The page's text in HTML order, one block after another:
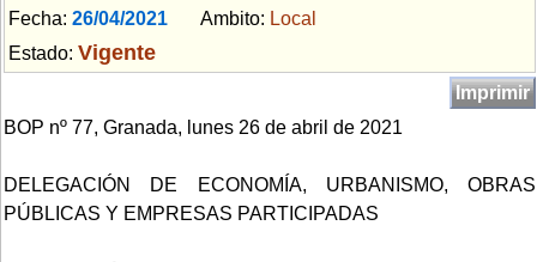
Fecha: 26/04/2021 Ambito: Local
Estado: Vigente
Imprimir
BOP nº 77, Granada, lunes 26 de abril de 2021
DELEGACIÓN DE ECONOMÍA, URBANISMO, OBRAS
PÚBLICAS Y EMPRESAS PARTICIPADAS